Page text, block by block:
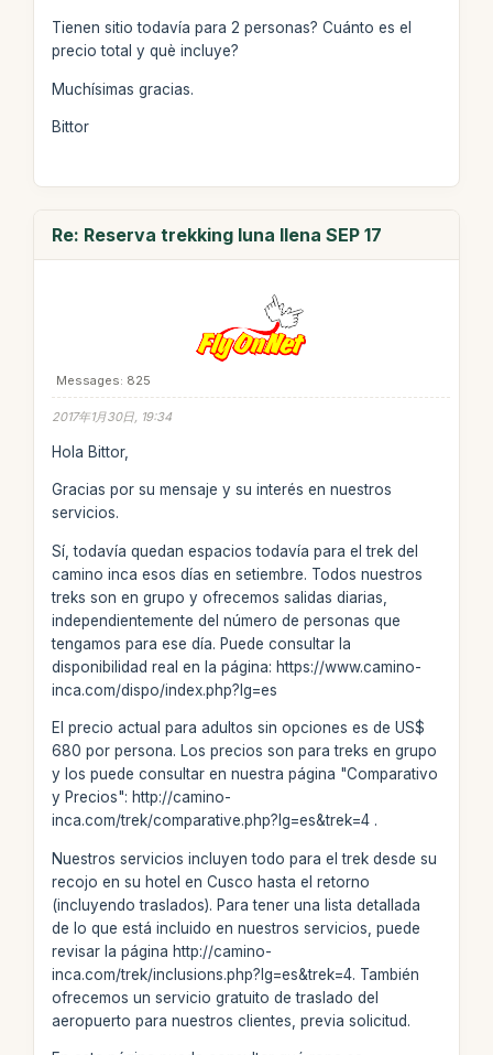
Tienen sitio todavía para 2 personas? Cuánto es el
precio total y què incluye?
Muchísimas gracias.
Bittor
Re: Reserva trekking luna llena SEP 17
Messages: 825
2017年1月30日, 19:34
Hola Bittor,
Gracias por su mensaje y su interés en nuestros
servicios.
Sí, todavía quedan espacios todavía para el trek del
camino inca esos días en setiembre. Todos nuestros
treks son en grupo y ofrecemos salidas diarias,
independientemente del número de personas que
tengamos para ese día. Puede consultar la
disponibilidad real en la página: https://www.camino-
inca.com/dispo/index.php?lg=es
El precio actual para adultos sin opciones es de US$
680 por persona. Los precios son para treks en grupo
y los puede consultar en nuestra página "Comparativo
y Precios": http://camino-
inca.com/trek/comparative.php?lg=es&trek=4 .
Nuestros servicios incluyen todo para el trek desde su
recojo en su hotel en Cusco hasta el retorno
(incluyendo traslados). Para tener una lista detallada
de lo que está incluido en nuestros servicios, puede
revisar la página http://camino-
inca.com/trek/inclusions.php?lg=es&trek=4. También
ofrecemos un servicio gratuito de traslado del
aeropuerto para nuestros clientes, previa solicitud.